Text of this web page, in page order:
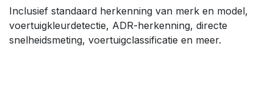
Inclusief standaard herkenning van merk en model,
voertuigkleurdetectie, ADR-herkenning, directe
snelheidsmeting, voertuigclassificatie en meer.